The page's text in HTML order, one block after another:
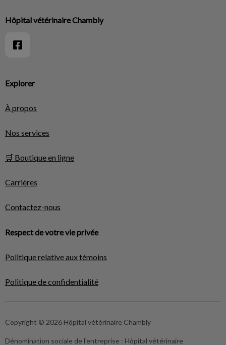
Explorer
À propos
Nos services
🛒 Boutique en ligne
Carrières
Contactez-nous
Respect de votre vie privée
Politique relative aux témoins
Politique de confidentialité
Hôpital vétérinaire Chambly
Copyright © 2026 Hôpital vétérinaire Chambly
Dénomination sociale de l'entreprise : Hôpital vétérinaire